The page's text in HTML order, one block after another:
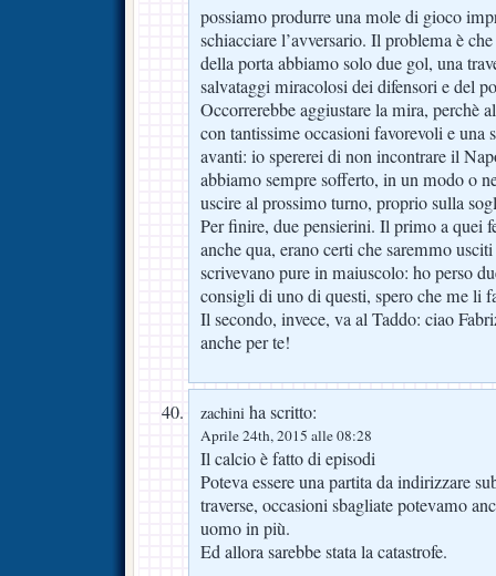
possiamo produrre una mole di gioco
schiacciare l’avversario. Il problema è
della porta abbiamo solo due gol, una
salvataggi miracolosi dei difensori e del
Occorrerebbe aggiustare la mira, perchè
con tantissime occasioni favorevoli e una
avanti: io spererei di non incontrare il
abbiamo sempre sofferto, in un modo o
uscire al prossimo turno, proprio sulla
Per finire, due pensierini. Il primo a quei
anche qua, erano certi che saremmo
scrivevano pure in maiuscolo: ho perso
consigli di uno di questi, spero che me li
Il secondo, invece, va al Taddo: ciao
anche per te!
zachini ha scritto:
Aprile 24th, 2015 alle 08:28
Il calcio è fatto di episodi
Poteva essere una partita da indirizzare
traverse, occasioni sbagliate potevamo
uomo in più.
Ed allora sarebbe stata la catastrofe.